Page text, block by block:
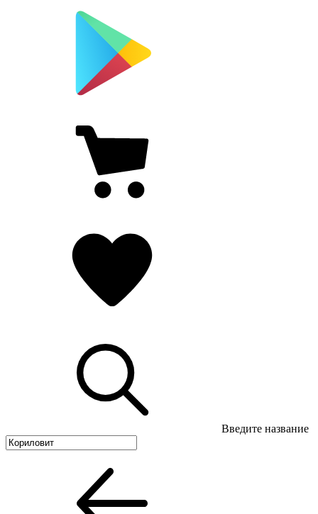
Введите название